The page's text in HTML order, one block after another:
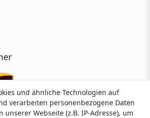
und ähnliche Technologien auf
verarbeiten personenbezogene Daten
unserer Webseite (z.B. IP-Adresse), um
und ähnliche Technologien auf
verarbeiten personenbezogene Daten
unserer Webseite (z.B. IP-Adresse), um